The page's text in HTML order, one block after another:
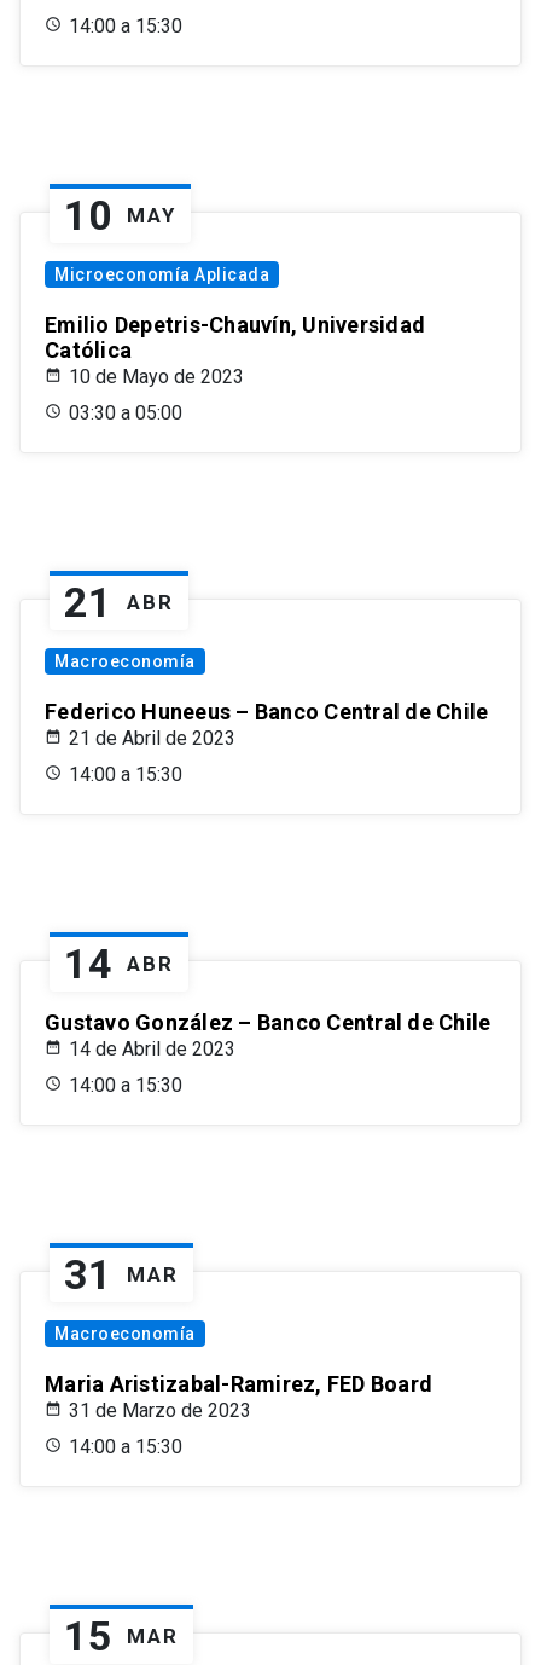
14:00 a 15:30
10 MAY
Microeconomía Aplicada
Emilio Depetris-Chauvín, Universidad
Católica
10 de Mayo de 2023
03:30 a 05:00
21 ABR
Macroeconomía
Federico Huneeus – Banco Central de Chile
21 de Abril de 2023
14:00 a 15:30
14 ABR
Gustavo González – Banco Central de Chile
14 de Abril de 2023
14:00 a 15:30
31 MAR
Macroeconomía
Maria Aristizabal-Ramirez, FED Board
31 de Marzo de 2023
14:00 a 15:30
15 MAR